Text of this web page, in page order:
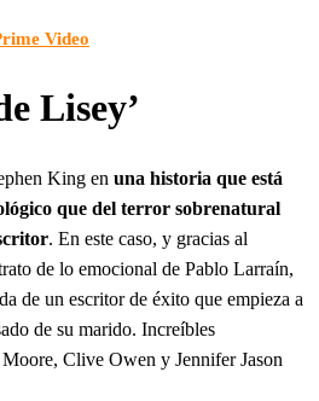
Video
Lisey’
King en una historia que está
que del terror sobrenatural
. En este caso, y gracias al
de lo emocional de Pablo Larraín,
de un escritor de éxito que empieza a
de su marido. Increíbles
Clive Owen y Jennifer Jason